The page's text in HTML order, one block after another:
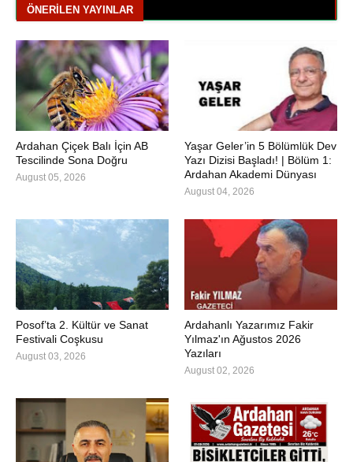
ÖNERILEN YAYINLAR
Ardahan Çiçek Balı İçin AB
Tescilinde Sona Doğru
August 05, 2026
Yaşar Geler’in 5 Bölümlük Dev
Yazı Dizisi Başladı! | Bölüm 1:
Ardahan Akademi Dünyası
August 04, 2026
Posof’ta 2. Kültür ve Sanat
Festivali Coşkusu
August 03, 2026
Ardahanlı Yazarımız Fakir
Yılmaz'ın Ağustos 2026
Yazıları
August 02, 2026